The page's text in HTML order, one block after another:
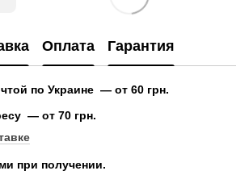
Оплата Гарантия
по Украине — от 60 грн.
— от 70 грн.
при получении.